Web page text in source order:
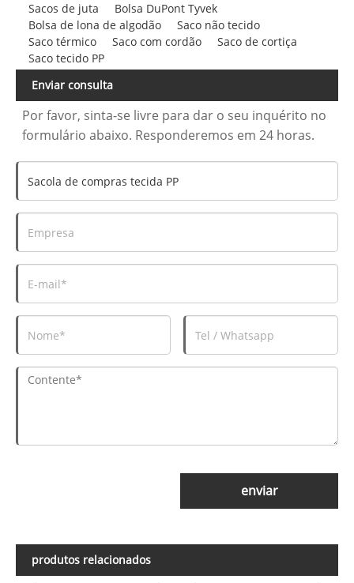
Sacos de juta
Bolsa DuPont Tyvek
Bolsa de lona de algodão
Saco não tecido
Saco térmico
Saco com cordão
Saco de cortiça
Saco tecido PP
Enviar consulta
Por favor, sinta-se livre para dar o seu inquérito no
formulário abaixo. Responderemos em 24 horas.
enviar
produtos relacionados